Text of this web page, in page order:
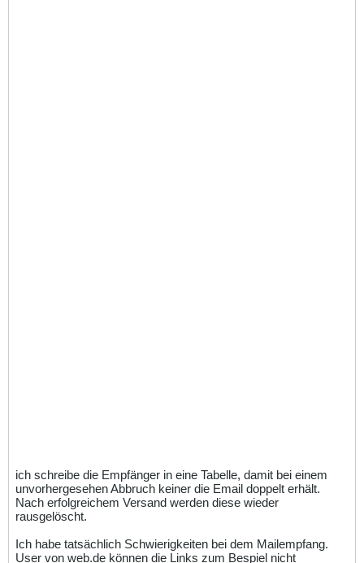
ich schreibe die Empfänger in eine Tabelle, damit bei einem
unvorhergesehen Abbruch keiner die Email doppelt erhält.
Nach erfolgreichem Versand werden diese wieder
rausgelöscht.
Ich habe tatsächlich Schwierigkeiten bei dem Mailempfang.
User von web.de können die Links zum Bespiel nicht